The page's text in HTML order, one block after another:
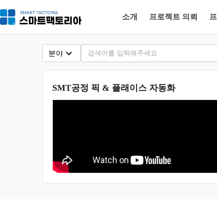
소개 프로젝트 의뢰
분야
SMT공정 픽 & 플래이스 자동화